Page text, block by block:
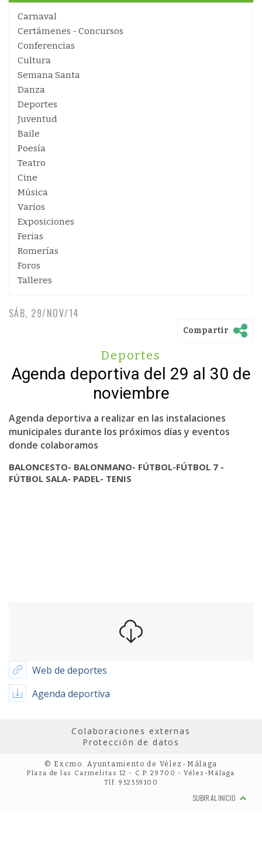
Carnaval
Certámenes - Concursos
Conferencias
Cultura
Semana Santa
Danza
Deportes
Juventud
Baile
Poesía
Teatro
Cine
Música
Varios
Exposiciones
Ferias
Romerías
Foros
Talleres
SÁB, 29/NOV/14
Compartir
Deportes
Agenda deportiva del 29 al 30 de
noviembre
Agenda deportiva a realizar en las instalaciones
municipales durante los próximos días y eventos
donde colaboramos
BALONCESTO- BALONMANO- FÚTBOL-FÚTBOL 7 -
FÚTBOL SALA- PADEL- TENIS
Web de deportes
Agenda deportiva
Colaboraciones externas
Protección de datos
© Excmo. Ayuntamiento de Vélez-Málaga
Plaza de las Carmelitas 12 - C.P. 29700 - Vélez-Málaga
Tlf: 952559100
SUBIR AL INICIO